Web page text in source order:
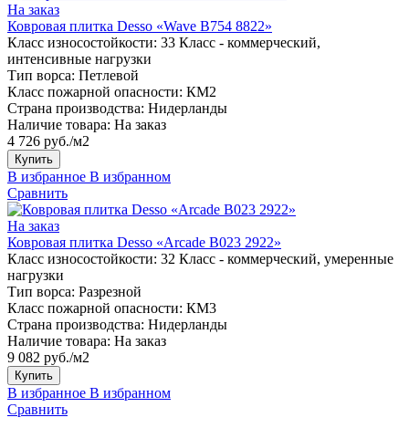
На заказ
Ковровая плитка Desso «Wave B754 8822»
Класс износостойкости: 33 Класс - коммерческий,
интенсивные нагрузки
Тип ворса: Петлевой
Класс пожарной опасности: КМ2
Страна производства: Нидерланды
Наличие товара: На заказ
4 726 руб./м2
Купить
В избранное В избранном
Сравнить
На заказ
Ковровая плитка Desso «Arcade B023 2922»
Класс износостойкости: 32 Класс - коммерческий, умеренные
нагрузки
Тип ворса: Разрезной
Класс пожарной опасности: КМ3
Страна производства: Нидерланды
Наличие товара: На заказ
9 082 руб./м2
Купить
В избранное В избранном
Сравнить